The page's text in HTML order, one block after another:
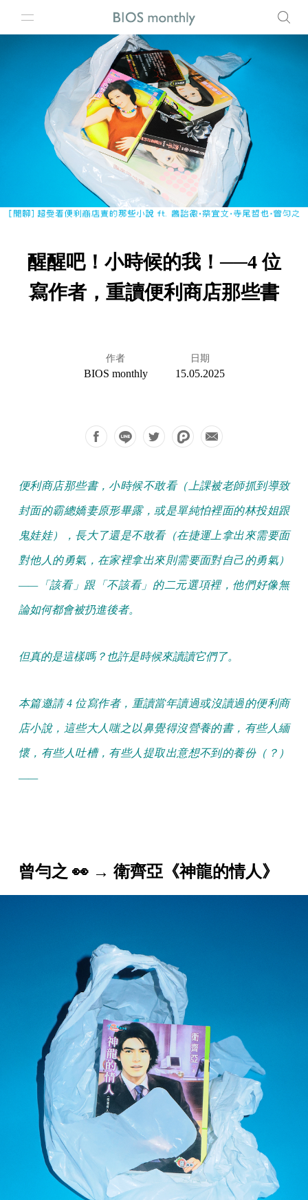
醒醒吧！小時候的我！──4 位
寫作者，重讀便利商店那些書
作者
BIOS monthly
日期
15.05.2025
便利商店那些書，小時候不敢看（上課被老師抓到導致
封面的霸總嬌妻原形畢露，或是單純怕裡面的林投姐跟
鬼娃娃），長大了還是不敢看（在捷運上拿出來需要面
對他人的勇氣，在家裡拿出來則需要面對自己的勇氣）
——「該看」跟「不該看」的二元選項裡，他們好像無
論如何都會被扔進後者。
但真的是這樣嗎？也許是時候來讀讀它們了。
本篇邀請 4 位寫作者，重讀當年讀過或沒讀過的便利商
店小說，這些大人嗤之以鼻覺得沒營養的書，有些人緬
懷，有些人吐槽，有些人提取出意想不到的養份（？）
——
曾勻之 👀 → 衛齊亞《神龍的情人》